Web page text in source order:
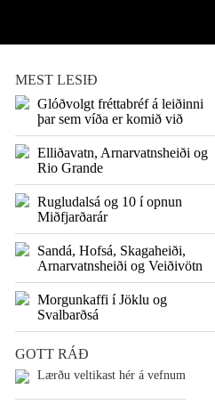
MEST LESIÐ
Glóðvolgt fréttabréf á leiðinni
þar sem víða er komið við
Elliðavatn, Arnarvatnsheiði og
Rio Grande
Rugludalsá og 10 í opnun
Miðfjarðarár
Sandá, Hofsá, Skagaheiði,
Arnarvatnsheiði og Veiðivötn
Morgunkaffi í Jöklu og
Svalbarðsá
GOTT RÁÐ
Lærðu veltikast hér á vefnum